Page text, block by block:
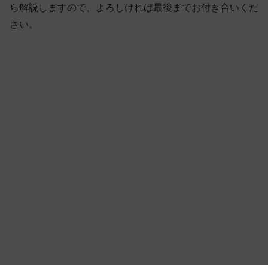
ら解説しますので、よろしければ最後までお付き合いくだ
さい。